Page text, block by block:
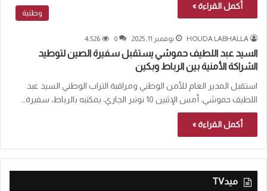
أكمل القراءة »
وطنية
HOUDA LABHALLA نوفمبر 11, 2025 0 4٬526
السيد عبد اللطيف حموشي يستقبل سفيرة الصين لتوطيد
الشراكة الأمنية بين الرباط وبكين
استقبل المدير العام للأمن الوطني ومراقبة التراب الوطني السيد عبد
اللطيف حموشي، أمس الإثنين 10 نونبر الجاري، بمكتبه بالرباط، سفيرة…
أكمل القراءة »
ميدTV